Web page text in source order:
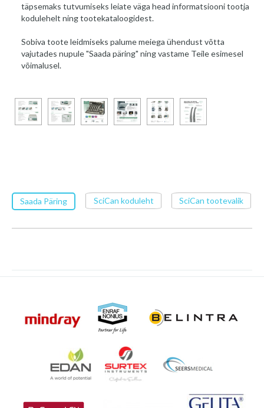
täpsemaks tutvumiseks leiate väga head informatsiooni tootja
kodulehelt ning tootekataloogidest.
Sobiva toote leidmiseks palume meiega ühendust võtta
vajutades nupule "Saada päring" ning vastame Teile esimesel
võimalusel.
Saada Päring SciCan koduleht SciCan tootevalik